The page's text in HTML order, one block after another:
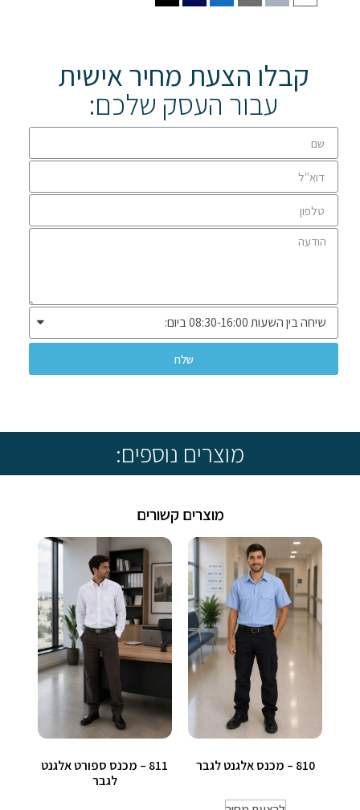
קבלו הצעת מחיר אישית
עבור העסק שלכם:
שלח
מוצרים נוספים:
מוצרים קשורים
810 – מכנס אלגנט לגבר
811 – מכנס ספורט אלגנט
לגבר